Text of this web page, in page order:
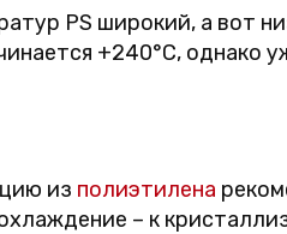
PS широкий, а вот
+240°C, однако
из полиэтилена
– к